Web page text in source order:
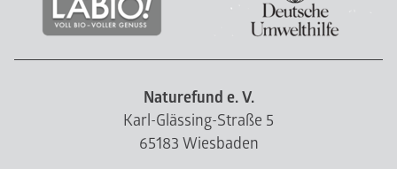
Naturefund e. V.
Karl-Glässing-Straße 5
65183 Wiesbaden